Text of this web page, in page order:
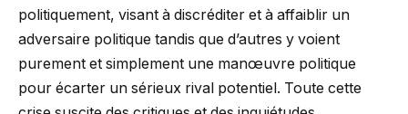
politiquement, visant à discréditer et à affaiblir un
adversaire politique tandis que d’autres y voient
purement et simplement une manœuvre politique
pour écarter un sérieux rival potentiel. Toute cette